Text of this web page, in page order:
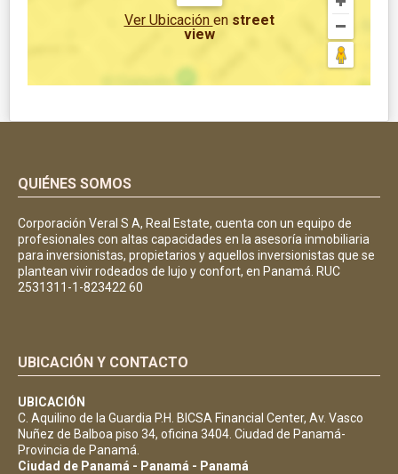
Ver Ubicación en street
view
QUIÉNES SOMOS
Corporación Veral S A, Real Estate, cuenta con un equipo de
profesionales con altas capacidades en la asesoría inmobiliaria
para inversionistas, propietarios y aquellos inversionistas que se
plantean vivir rodeados de lujo y confort, en Panamá. RUC
2531311-1-823422 60
UBICACIÓN Y CONTACTO
UBICACIÓN
C. Aquilino de la Guardia P.H. BICSA Financial Center, Av. Vasco
Nuñez de Balboa piso 34, oficina 3404. Ciudad de Panamá-
Provincia de Panamá.
Ciudad de Panamá - Panamá - Panamá